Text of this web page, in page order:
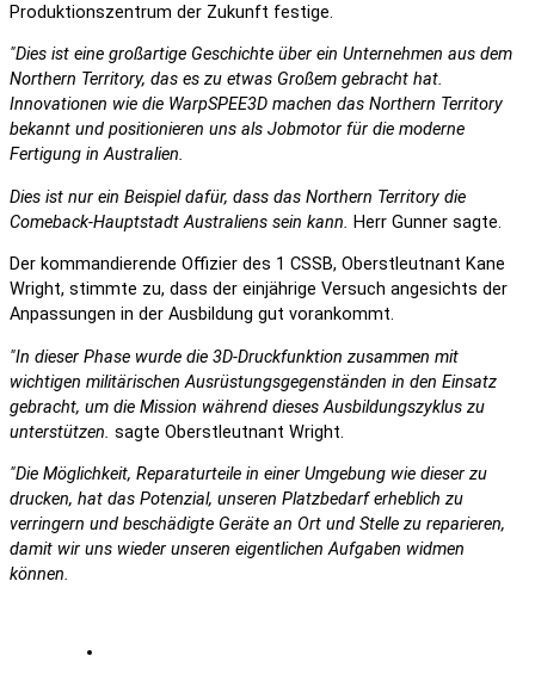
Produktionszentrum der Zukunft festige.
"Dies ist eine großartige Geschichte über ein Unternehmen aus dem
Northern Territory, das es zu etwas Großem gebracht hat.
Innovationen wie die WarpSPEE3D machen das Northern Territory
bekannt und positionieren uns als Jobmotor für die moderne
Fertigung in Australien.
Dies ist nur ein Beispiel dafür, dass das Northern Territory die
Comeback-Hauptstadt Australiens sein kann. Herr Gunner sagte.
Der kommandierende Offizier des 1 CSSB, Oberstleutnant Kane
Wright, stimmte zu, dass der einjährige Versuch angesichts der
Anpassungen in der Ausbildung gut vorankommt.
"In dieser Phase wurde die 3D-Druckfunktion zusammen mit
wichtigen militärischen Ausrüstungsgegenständen in den Einsatz
gebracht, um die Mission während dieses Ausbildungszyklus zu
unterstützen. sagte Oberstleutnant Wright.
"Die Möglichkeit, Reparaturteile in einer Umgebung wie dieser zu
drucken, hat das Potenzial, unseren Platzbedarf erheblich zu
verringern und beschädigte Geräte an Ort und Stelle zu reparieren,
damit wir uns wieder unseren eigentlichen Aufgaben widmen
können.